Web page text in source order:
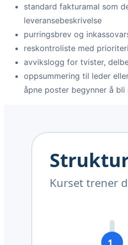
standard fakturamal som
leveransebeskrivelse
purringsbrev og
reskontroliste med
avvikslogg for tvister,
oppsummering til leder
åpne poster begynner å bli